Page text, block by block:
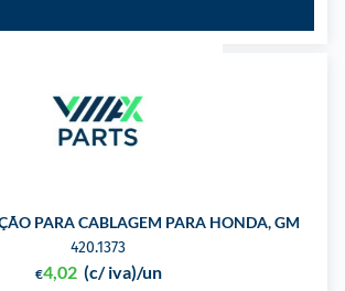
PARA CABLAGEM PARA HONDA, GM
420.1373
€4,02 (c/ iva)/un